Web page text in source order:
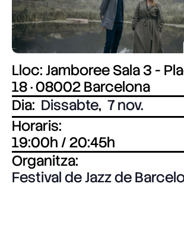
Lloc: Jamboree Sala 3 -
18 · 08002 Barcelona
Dia: Dissabte, 7 nov.
Horaris:
19:00h / 20:45h
Organitza:
Festival de Jazz de